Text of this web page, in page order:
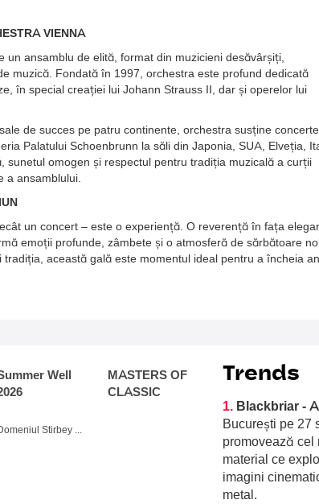
VIENNA
un ansamblu de elită, format din muzicieni desăvârșiți,
muzică. Fondată în 1997, orchestra este profund dedicată
în special creației lui Johann Strauss II, dar și operelor lui
de succes pe patru continente, orchestra susține concerte
Palatului Schoenbrunn la săli din Japonia, SUA, Elveția,
sunetul omogen și respectul pentru tradiția muzicală a curții
a ansamblului.
un concert – este o experiență. O reverență în fața
emoții profunde, zâmbete și o atmosferă de sărbătoare
această gală este momentul ideal pentru a încheia
Well
Domeniul Stirbey Voda, Buftea
MASTERS OF
CLASSIC
Trends
1. Blackbriar -
București pe 27
promovează cel
material ce
imagini
metal.